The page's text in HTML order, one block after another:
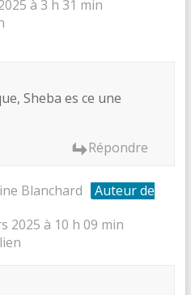
à 3 h 31 min
Sheba es ce une
Répondre
Blanchard
Auteur de
2025 à 10 h 09 min